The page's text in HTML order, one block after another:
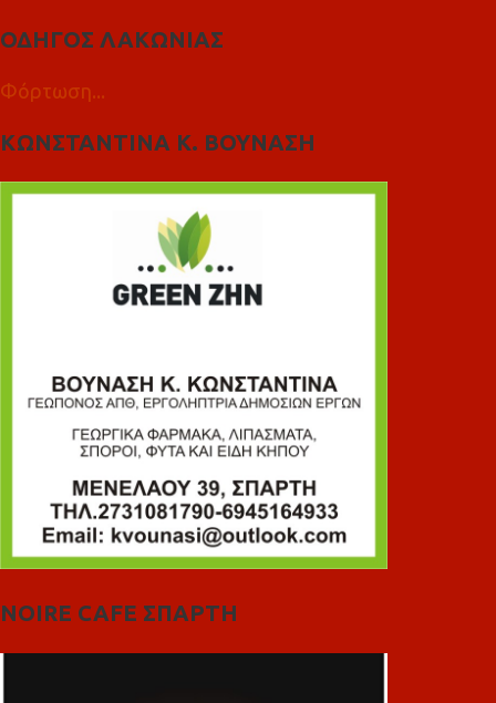
ΟΔΗΓΟΣ ΛΑΚΩΝΙΑΣ
Φόρτωση...
ΚΩΝΣΤΑΝΤΙΝΑ Κ. ΒΟΥΝΑΣΗ
NOIRE CAFE ΣΠΑΡΤΗ